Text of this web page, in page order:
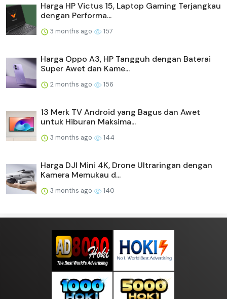
Harga HP Victus 15, Laptop Gaming Terjangkau
dengan Performa...
3 months ago 157
Harga Oppo A3, HP Tangguh dengan Baterai
Super Awet dan Kame...
2 months ago 156
13 Merk TV Android yang Bagus dan Awet
untuk Hiburan Maksima...
3 months ago 144
Harga DJI Mini 4K, Drone Ultraringan dengan
Kamera Memukau d...
3 months ago 140